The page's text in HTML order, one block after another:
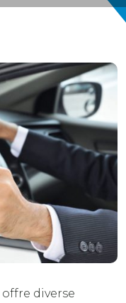
offre diverse